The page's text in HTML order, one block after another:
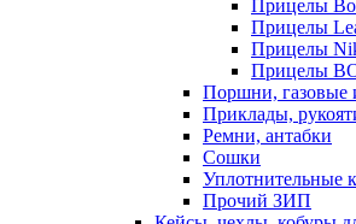
Прицелы
Прицелы
Прицелы
Прицелы
Поршни,
Приклады,
Ремни, антабки
Сошки
Уплотнительные
Прочий ЗИП